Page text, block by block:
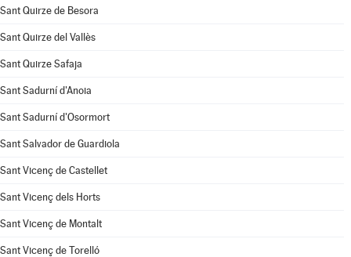
Sant Quirze de Besora
Sant Quirze del Vallès
Sant Quirze Safaja
Sant Sadurní d'Anoia
Sant Sadurní d'Osormort
Sant Salvador de Guardiola
Sant Vicenç de Castellet
Sant Vicenç dels Horts
Sant Vicenç de Montalt
Sant Vicenç de Torelló